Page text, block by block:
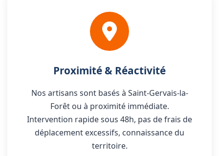
Proximité & Réactivité
Nos artisans sont basés à Saint-Gervais-la-
Forêt ou à proximité immédiate.
Intervention rapide sous 48h, pas de frais de
déplacement excessifs, connaissance du
territoire.